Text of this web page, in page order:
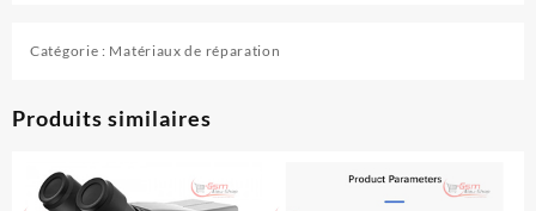
Catégorie : Matériaux de réparation
Produits similaires